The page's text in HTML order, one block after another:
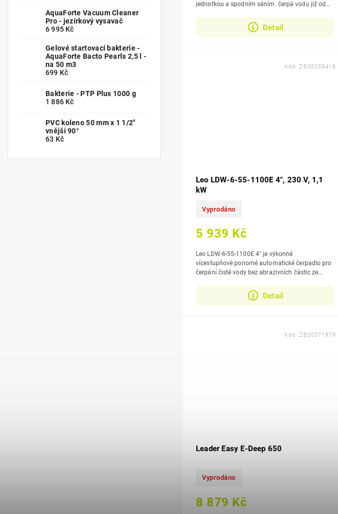
AquaForte Vacuum Cleaner
Pro - jezírkový vysavač
6 995 Kč
Gelové startovací bakterie -
AquaForte Bacto Pearls 2,5 l -
na 50 m3
699 Kč
Bakterie - PTP Plus 1000 g
1 886 Kč
PVC koleno 50 mm x 1 1/2"
vnější 90°
63 Kč
Detail
jednotkou a spodním sáním. čerpá vodu již od
Leo LDW-6-55-1100E 4", 230 V, 1,1
kW
Vyprodáno
5 939 Kč
Detail
Leo LDW-6-55-1100E 4" je výkonné
vícestupňové ponorné automatické čerpadlo pro
čerpání čisté vody bez abrazivních částic ze
Kód:ZB00055418
Leader Easy E-Deep 650
Vyprodáno
8 879 Kč
Kód:ZB00071979